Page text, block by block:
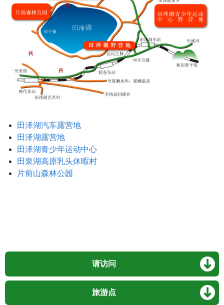
田泽湖汽车露营地
田泽湖露营地
田泽湖青少年运动中心
田泉湖高原乳头休暇村
片前山森林公园
请访问
旅游点